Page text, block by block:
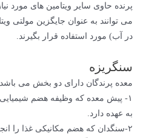
پرنده حاوی سایر ویتامین های مورد
می توانند به عنوان جایگزین مولتی
در آب) مورد استفاده قرار بگیرند.
سنگریزه
معده پرندگان دارای دو بخش می باشد.
۱- پیش معده که وظیفه هضم شیمیایی
به عهده دارد.
۲-سنگدان که هضم مکانیکی غذا را انجام می دهد.